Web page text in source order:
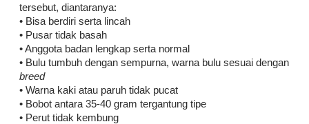
tersebut, diantaranya:
• Bisa berdiri serta lincah
• Pusar tidak basah
• Anggota badan lengkap serta normal
• Bulu tumbuh dengan sempurna, warna bulu sesuai dengan
breed
• Warna kaki atau paruh tidak pucat
• Bobot antara 35-40 gram tergantung tipe
• Perut tidak kembung